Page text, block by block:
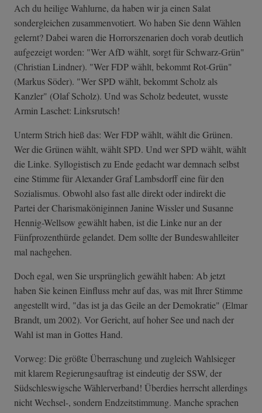
Ach du heilige Wahlurne, da haben wir ja einen Salat
sondergleichen zusammenvotiert. Wo haben Sie denn Wählen
gelernt? Dabei waren die Horrorszenarien doch vorab deutlich
aufgezeigt worden: "Wer AfD wählt, sorgt für Schwarz-Grün"
(Christian Lindner). "Wer FDP wählt, bekommt Rot-Grün"
(Markus Söder). "Wer SPD wählt, bekommt Scholz als
Kanzler" (Olaf Scholz). Und was Scholz bedeutet, wusste
Armin Laschet: Linksrutsch!
Unterm Strich hieß das: Wer FDP wählt, wählt die Grünen.
Wer die Grünen wählt, wählt SPD. Und wer SPD wählt, wählt
die Linke. Syllogistisch zu Ende gedacht war demnach selbst
eine Stimme für Alexander Graf Lambsdorff eine für den
Sozialismus. Obwohl also fast alle direkt oder indirekt die
Partei der Charismaköniginnen Janine Wissler und Susanne
Hennig-Wellsow gewählt haben, ist die Linke nur an der
Fünfprozenthürde gelandet. Dem sollte der Bundeswahlleiter
mal nachgehen.
Doch egal, wen Sie ursprünglich gewählt haben: Ab jetzt
haben Sie keinen Einfluss mehr auf das, was mit Ihrer Stimme
angestellt wird, "das ist ja das Geile an der Demokratie" (Elmar
Brandt, um 2002). Vor Gericht, auf hoher See und nach der
Wahl ist man in Gottes Hand.
Vorweg: Die größte Überraschung und zugleich Wahlsieger
mit klarem Regierungsauftrag ist eindeutig der SSW, der
Südschleswigsche Wählerverband! Überdies herrscht allerdings
nicht Wechsel-, sondern Endzeitstimmung. Manche sprachen